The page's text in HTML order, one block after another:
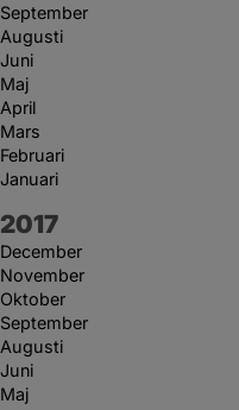
September
Augusti
Juni
Maj
April
Mars
Februari
Januari
År:
2017
December
November
Oktober
September
Augusti
Juni
Maj